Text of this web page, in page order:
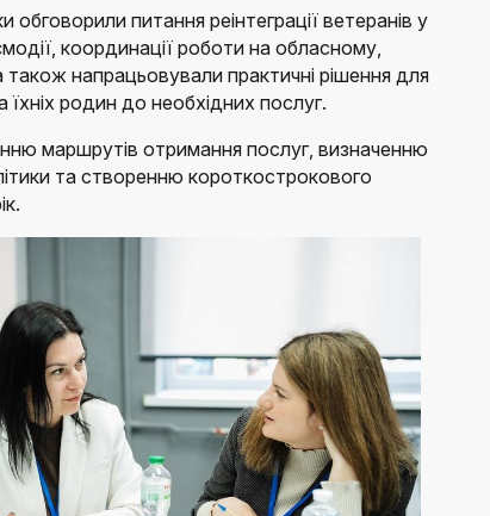
обговорили питання реінтеграції ветеранів у
координації роботи на обласному,
напрацьовували практичні рішення для
родин до необхідних послуг.
маршрутів отримання послуг, визначенню
та створенню короткострокового